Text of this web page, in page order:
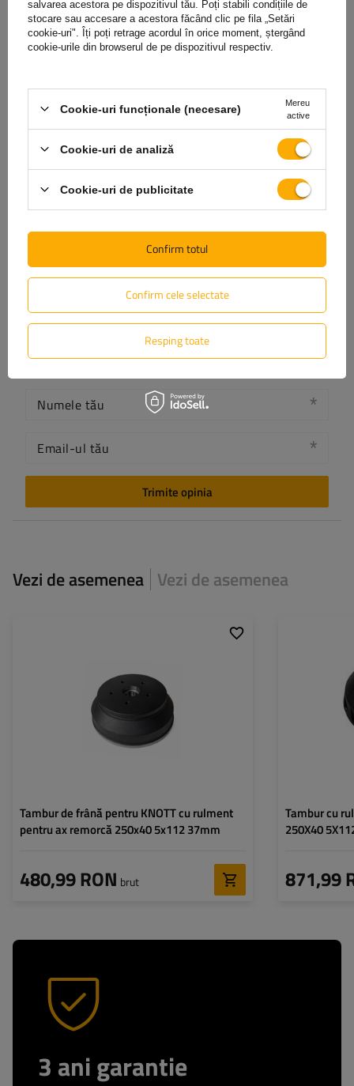
Opinie(0)
Scrie-ți părerea
Opinia ta:
5/5
Conținutul părerii tale
Adăugă fotografia produsului:
Numele tău
Email-ul tău
Trimite opinia
Vezi de asemenea Vezi de asemenea
Tambur de frână pentru KNOTT cu rulment
pentru ax remorcă 250x40 5x112 37mm
480,99 RON brut
Tambur cu
871,99
3 ani garantie
salvarea acestora pe dispozitivul tău. Poți stabili condițiile de
stocare sau accesare a acestora făcând clic pe fila „Setări
cookie-uri". Îți poți retrage acordul în orice moment, ștergând
cookie-urile din browserul de pe dispozitivul respectiv.
Cookie-uri funcționale (necesare)
Mereu
active
Cookie-uri de analiză
Cookie-uri de publicitate
Confirm cele selectate
Resping toate
Confirm totul